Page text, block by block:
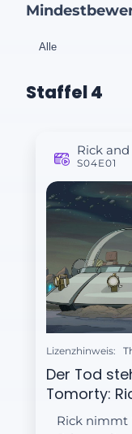
Staffel 4
Rick
S04E01
Lizenzhinweis:
Der Tod
Tomorty:
Rick nimmt